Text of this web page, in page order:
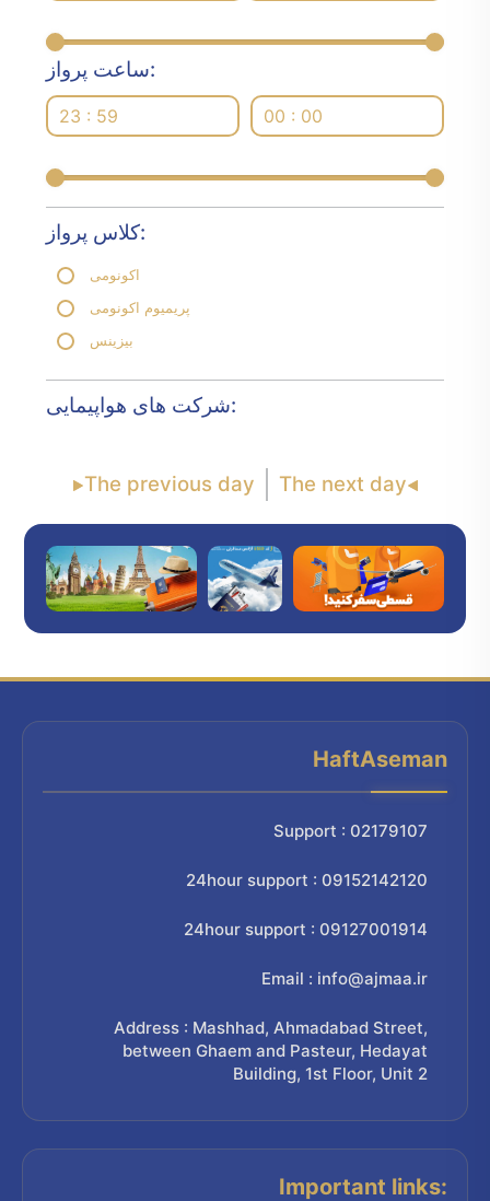
ساعت پرواز:
23 : 59 00 : 00
کلاس پرواز:
اکونومی
پریمیوم اکونومی
بیزینس
شرکت های هواپیمایی:
The previous day The next day
HaftAseman
Support : 02179107
24hour support : 09152142120
24hour support : 09127001914
Email : info@ajmaa.ir
Address : Mashhad, Ahmadabad Street,
between Ghaem and Pasteur, Hedayat
Building, 1st Floor, Unit 2
Important links: